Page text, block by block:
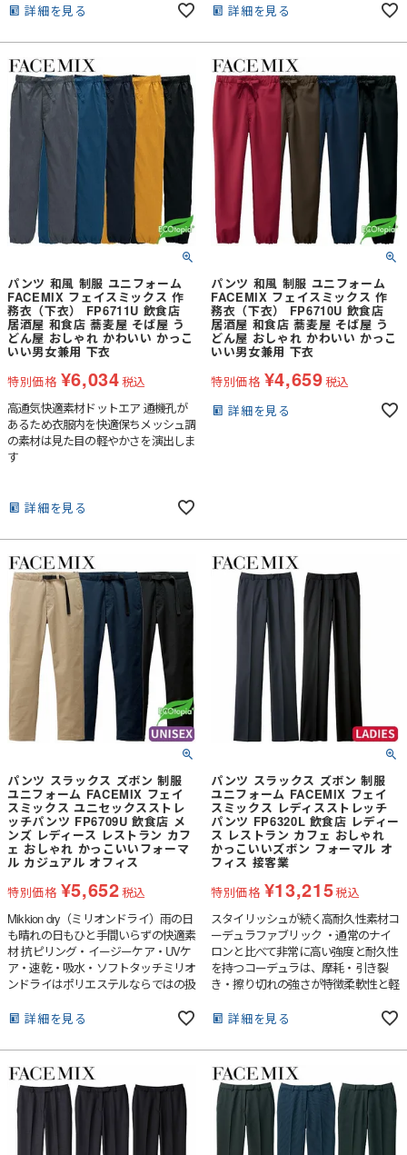
詳細を見る
詳細を見る
パンツ 和風 制服 ユニフォーム
FACEMIX フェイスミックス 作
務衣（下衣） FP6711U 飲食店
居酒屋 和食店 蕎麦屋 そば屋 う
どん屋 おしゃれ かわいい かっこ
いい男女兼用 下衣
特別価格 ¥6,034税込
高通気快適素材ドットエア 通機孔が
あるため衣服内を快適保ちメッシュ調
の素材は見た目の軽やかさを演出しま
す
詳細を見る
パンツ 和風 制服 ユニフォーム
FACEMIX フェイスミックス 作
務衣（下衣） FP6710U 飲食店
居酒屋 和食店 蕎麦屋 そば屋 う
どん屋 おしゃれ かわいい かっこ
いい男女兼用 下衣
特別価格 ¥4,659税込
詳細を見る
パンツ スラックス ズボン 制服
ユニフォーム FACEMIX フェイ
スミックス ユニセックスストレ
ッチパンツ FP6709U 飲食店 メ
ンズ レディース レストラン カフ
ェ おしゃれ かっこいいフォーマ
ル カジュアル オフィス
特別価格 ¥5,652税込
Mikkion dry（ミリオンドライ）雨の日
も晴れの日もひと手間いらずの快適素
材 抗ピリング・イージーケア・UVケ
ア・速乾・吸水・ソフトタッチミリオ
ンドライはポリエステルならではの扱
なナチュラルな質感を兼ね備えた高機
られるカジュアルユニフォームなどに
最適です。
詳細を見る
パンツ スラックス ズボン 制服
ユニフォーム FACEMIX フェイ
スミックス レディスストレッチ
パンツ FP6320L 飲食店 レディー
ス レストラン カフェ おしゃれ
かっこいいズボン フォーマル オ
フィス 接客業
特別価格 ¥13,215税込
スタイリッシュが続く高耐久性素材コ
ーデュラファブリック ・通常のナイ
ロンと比べて非常に高い強度と耐久性
を持つコーデュラは、摩耗・引き裂
き・擦り切れの強さが特徴柔軟性と軽
感じることのない快適な着心地を実
力。シャドーストライプ柄がさりげな
いおしゃれを演出します。
詳細を見る